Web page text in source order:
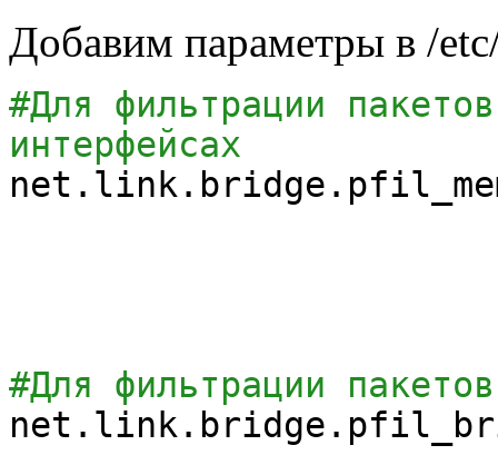
Добавим параметры в /
#Для фильтрации
интерфейсах
#Для фильтрации